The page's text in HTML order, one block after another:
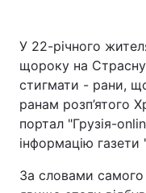
У 22-річного
щороку на
стигмати - рани,
ранам розп’ятого
портал "Грузія-
інформацію газети
За словами самого